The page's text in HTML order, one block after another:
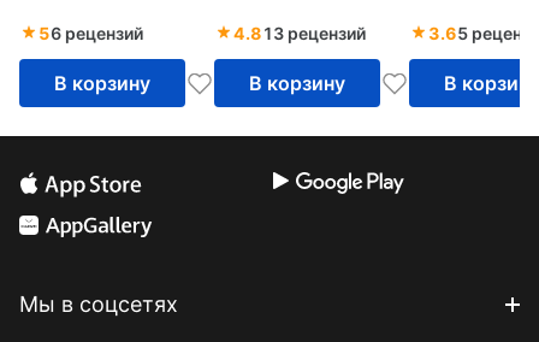
56 рецензий
В корзину
4.813 рецензий
В корзину
3.65
В корзину
Мы в соцсетях